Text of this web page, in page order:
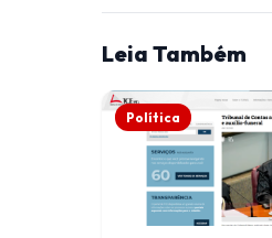
Leia Também
Política